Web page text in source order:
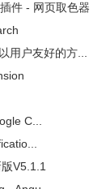
件 - 网页取色器
用户友好的方...
C...
V5.1.1